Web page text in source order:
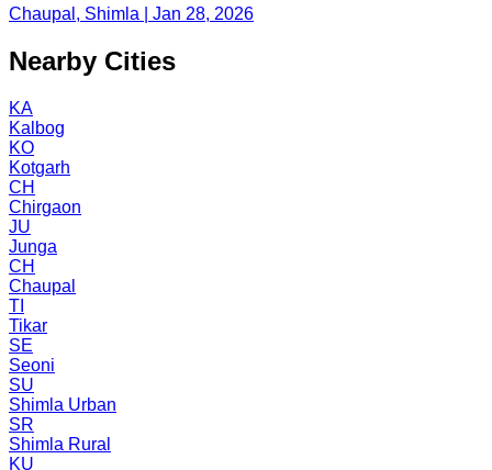
Chaupal, Shimla | Jan 28, 2026
Nearby Cities
KA
Kalbog
KO
Kotgarh
CH
Chirgaon
JU
Junga
CH
Chaupal
TI
Tikar
SE
Seoni
SU
Shimla Urban
SR
Shimla Rural
KU